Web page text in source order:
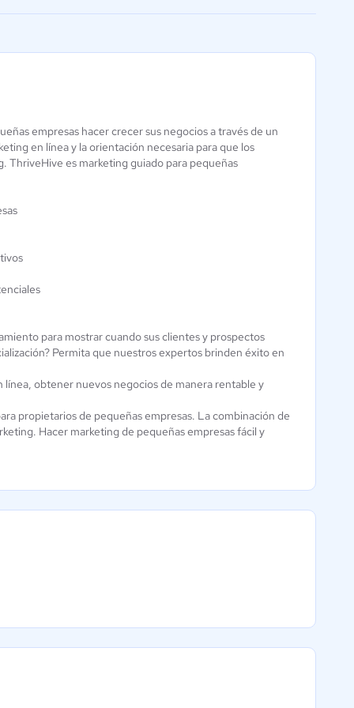
SharpSpring
3.5 / 5
empresas hacer crecer sus negocios a través de un
en línea y la orientación necesaria para que los
ThriveHive es marketing guiado para pequeñas
para mostrar cuando sus clientes y prospectos
Permita que nuestros expertos brinden éxito en
obtener nuevos negocios de manera rentable y
propietarios de pequeñas empresas. La combinación de
Hacer marketing de pequeñas empresas fácil y